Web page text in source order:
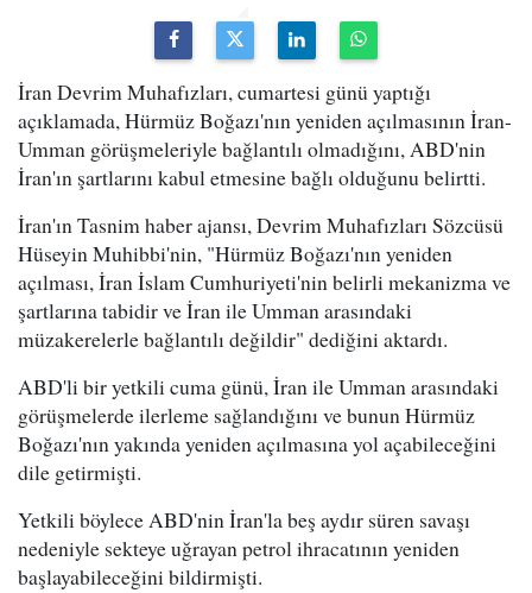
İran Devrim Muhafızları, cumartesi günü yaptığı
açıklamada, Hürmüz Boğazı'nın yeniden açılmasının İran-
Umman görüşmeleriyle bağlantılı olmadığını, ABD'nin
İran'ın şartlarını kabul etmesine bağlı olduğunu belirtti.
İran'ın Tasnim haber ajansı, Devrim Muhafızları Sözcüsü
Hüseyin Muhibbi'nin, "Hürmüz Boğazı'nın yeniden
açılması, İran İslam Cumhuriyeti'nin belirli mekanizma ve
şartlarına tabidir ve İran ile Umman arasındaki
müzakerelerle bağlantılı değildir" dediğini aktardı.
ABD'li bir yetkili cuma günü, İran ile Umman arasındaki
görüşmelerde ilerleme sağlandığını ve bunun Hürmüz
Boğazı'nın yakında yeniden açılmasına yol açabileceğini
dile getirmişti.
Yetkili böylece ABD'nin İran'la beş aydır süren savaşı
nedeniyle sekteye uğrayan petrol ihracatının yeniden
başlayabileceğini bildirmişti.